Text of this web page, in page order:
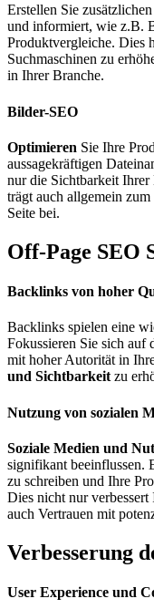
Erstellen Sie
und informiert, wie z.B.
Produktvergleiche. Dies
Suchmaschinen zu
in Ihrer Branche.
Bilder-SEO
Optimieren Sie Ihre
aussagekräftigen
nur die Sichtbarkeit
trägt auch allgemein
Seite bei​.
Off-Page SEO
Backlinks von hoher
Backlinks spielen eine
Fokussieren Sie sich
mit hoher Autorität in
und Sichtbarkeit zu
Nutzung von sozialen
Soziale Medien und
signifikant beeinflussen.
zu schreiben und Ihre
Dies nicht nur
auch Vertrauen mit
Verbesserung
User Experience und